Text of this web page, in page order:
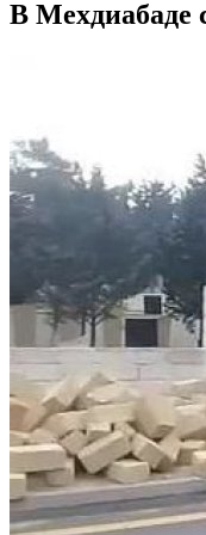
В Мехдиабаде